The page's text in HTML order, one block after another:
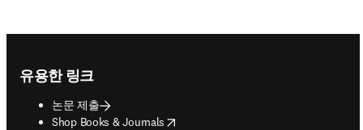
유용한 링크
논문 제출
Shop Books & Journals
opens in new tab/window